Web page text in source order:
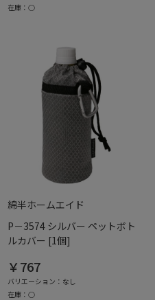
在庫：○
綿半ホームエイド
P－3574 シルバー ペットボト
ルカバー [1個]
￥767
バリエーション：なし
在庫：○